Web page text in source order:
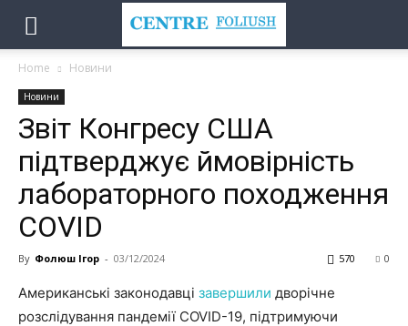
Home Новини
Новини
Звіт Конгресу США
підтверджує ймовірність
лабораторного походження
COVID
By Фолюш Ігор - 03/12/2024 0
570
Американські законодавці завершили дворічне
розслідування пандемії COVID-19, підтримуючи